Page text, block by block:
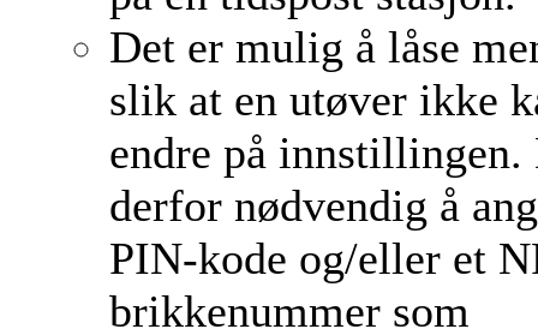
Det er mulig å låse
slik at en utøver ikke
endre på innstillingen.
derfor nødvendig å
PIN-kode og/eller et
brikkenummer som